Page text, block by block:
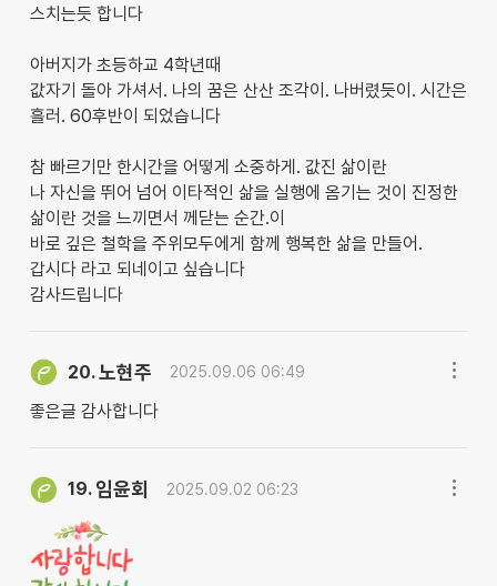
스치는듯 합니다
아버지가 초등하교 4학년때
값자기 돌아 가셔서. 나의 꿈은 산산 조각이. 나버렸듯이. 시간은
흘러. 60후반이 되었습니다
참 빠르기만 한시간을 어떻게 소중하게. 값진 삶이란
나 자신을 뛰어 넘어 이타적인 삶을 실행에 옴기는 것이 진정한
삶이란 것을 느끼면서 께닫는 순간.이
바로 깊은 철학을 주위모두에게 함께 행복한 삶을 만들어.
갑시다 라고 되네이고 싶습니다
감사드립니다
20.노현주 2025.09.06 06:49
좋은글 감사합니다
19. 임윤회 2025.09.02 06:23